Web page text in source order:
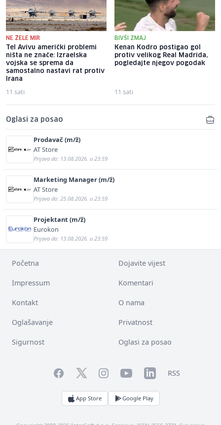
NE ŽELE MIR
Tel Avivu američki problemi
ništa ne znače: Izraelska
vojska se sprema da
samostalno nastavi rat protiv
Irana
11 sati
BIVŠI ZMAJ
Kenan Kodro postigao gol
protiv velikog Real Madrida,
pogledajte njegov pogodak
11 sati
Oglasi za posao
Prodavač (m/ž)
AT Store
Prijava do: 13.08.2026. u 23:59
Marketing Manager (m/ž)
AT Store
Prijava do: 25.08.2026. u 23:59
Projektant (m/ž)
Eurokon
Prijava do: 13.08.2026. u 23:59
Početna Dojavite vijest
Impressum Komentari
Kontakt O nama
Oglašavanje Privatnost
Sigurnost Oglasi za posao
FacebookTwitterInstagramYouTubeLinkedInRSS
App Store Google Play